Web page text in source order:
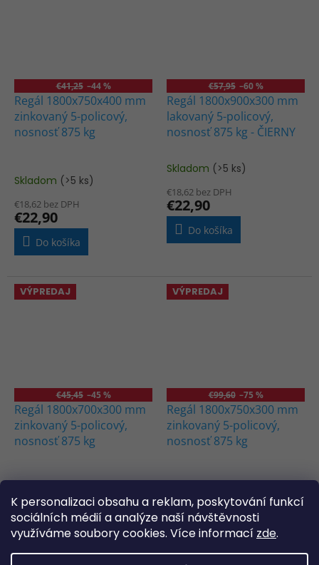
K personalizaci obsahu a reklam, poskytování funkcí
sociálních médií a analýze naší návštěvnosti
využíváme soubory cookies. Více informací zde.
€41,25 –44 %
Regál 1800x750x400 mm
zinkovaný 5-policový,
nosnosť 875 kg
Skladom (>5 ks)
€18,62 bez DPH
€22,90
Do košíka
€57,95 –60 %
Regál 1800x900x300 mm
lakovaný 5-policový,
nosnosť 875 kg - ČIERNY
Priemerné
produktu
je
4,5
Skladom (>5 ks)
€18,62 bez DPH
€22,90
Do košíka
VÝPREDAJ
€45,45 –45 %
Regál 1800x700x300 mm
zinkovaný 5-policový,
nosnosť 875 kg
€20 bez DPH
€24,60
Do košíka
VÝPREDAJ
€99,60 –75 %
Regál 1800x750x300 mm
zinkovaný 5-policový,
nosnosť 875 kg
€20 bez DPH
€24,60
Do košíka